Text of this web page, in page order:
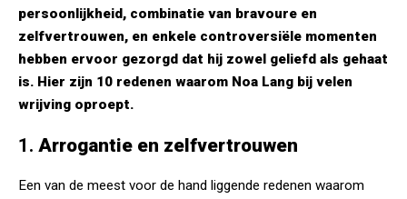
persoonlijkheid, combinatie van bravoure en
zelfvertrouwen, en enkele controversiële momenten
hebben ervoor gezorgd dat hij zowel geliefd als gehaat
is. Hier zijn 10 redenen waarom Noa Lang bij velen
wrijving oproept.
1. Arrogantie en zelfvertrouwen
Een van de meest voor de hand liggende redenen waarom